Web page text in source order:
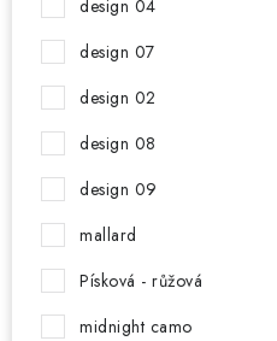
design 04
design 07
design 02
design 08
design 09
mallard
Písková - růžová
midnight camo